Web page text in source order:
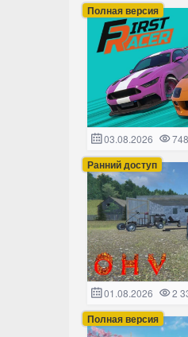
Полная версия
03.08.2026 748
Ранний доступ
01.08.2026 2
Полная версия